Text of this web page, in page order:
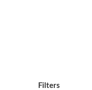
Filters